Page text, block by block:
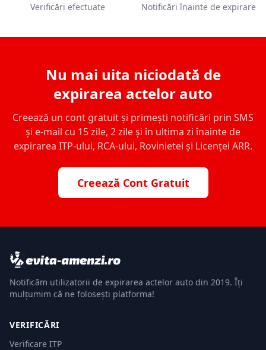
Verificări efectuate Notificări înainte de expirare
Nu mai uita niciodată de
expirarea actelor auto
Creează un cont gratuit și primești notificări prin SMS
și e-mail cu 15 zile, 2 zile și în ultima zi înainte de
expirarea ITP-ului, RCA-ului, Rovinietei și Licenței ARR.
Creează Cont Gratuit
Notificăm utilizatorii de expirarea actelor auto din 2019. Îți
mulțumim că ne folosești platforma!
VERIFICĂRI
Verificare ITP